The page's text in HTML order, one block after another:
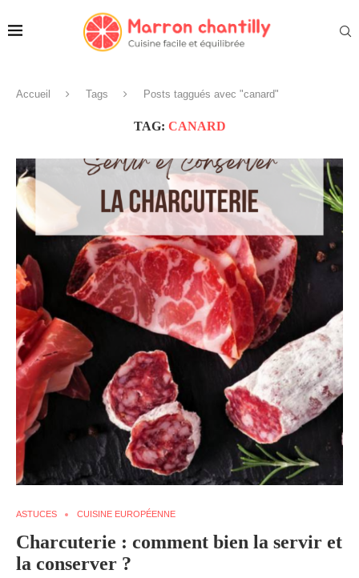
Accueil Tags Posts taggués avec "canard"
TAG: CANARD
ASTUCES CUISINE EUROPÉENNE
Charcuterie : comment bien la servir et
la conserver ?